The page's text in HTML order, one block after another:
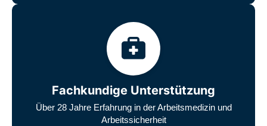
Fachkundige Unterstützung
Über 28 Jahre Erfahrung in der Arbeitsmedizin und
Arbeitssicherheit